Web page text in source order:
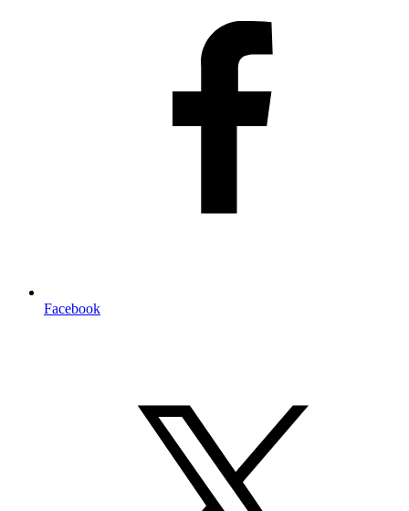
Facebook